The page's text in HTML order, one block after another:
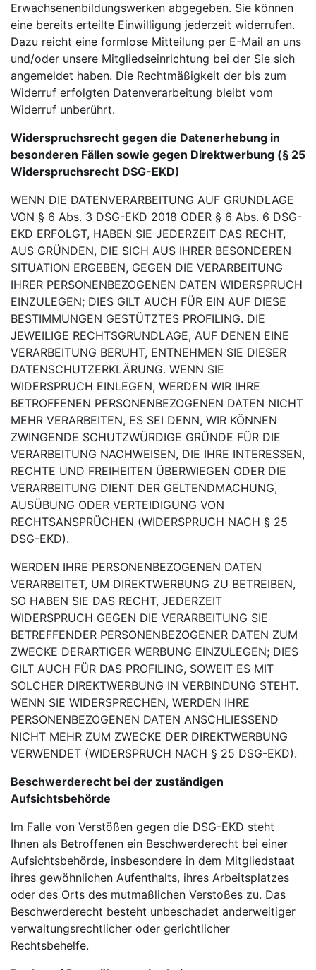
Erwachsenenbildungswerken abgegeben. Sie können
eine bereits erteilte Einwilligung jederzeit widerrufen.
Dazu reicht eine formlose Mitteilung per E-Mail an uns
und/oder unsere Mitgliedseinrichtung bei der Sie sich
angemeldet haben. Die Rechtmäßigkeit der bis zum
Widerruf erfolgten Datenverarbeitung bleibt vom
Widerruf unberührt.
Widerspruchsrecht gegen die Datenerhebung in
besonderen Fällen sowie gegen Direktwerbung (§ 25
Widerspruchsrecht DSG-EKD)
WENN DIE DATENVERARBEITUNG AUF GRUNDLAGE
VON § 6 Abs. 3 DSG-EKD 2018 ODER § 6 Abs. 6 DSG-
EKD ERFOLGT, HABEN SIE JEDERZEIT DAS RECHT,
AUS GRÜNDEN, DIE SICH AUS IHRER BESONDEREN
SITUATION ERGEBEN, GEGEN DIE VERARBEITUNG
IHRER PERSONENBEZOGENEN DATEN WIDERSPRUCH
EINZULEGEN; DIES GILT AUCH FÜR EIN AUF DIESE
BESTIMMUNGEN GESTÜTZTES PROFILING. DIE
JEWEILIGE RECHTSGRUNDLAGE, AUF DENEN EINE
VERARBEITUNG BERUHT, ENTNEHMEN SIE DIESER
DATENSCHUTZERKLÄRUNG. WENN SIE
WIDERSPRUCH EINLEGEN, WERDEN WIR IHRE
BETROFFENEN PERSONENBEZOGENEN DATEN NICHT
MEHR VERARBEITEN, ES SEI DENN, WIR KÖNNEN
ZWINGENDE SCHUTZWÜRDIGE GRÜNDE FÜR DIE
VERARBEITUNG NACHWEISEN, DIE IHRE INTERESSEN,
RECHTE UND FREIHEITEN ÜBERWIEGEN ODER DIE
VERARBEITUNG DIENT DER GELTENDMACHUNG,
AUSÜBUNG ODER VERTEIDIGUNG VON
RECHTSANSPRÜCHEN (WIDERSPRUCH NACH § 25
DSG-EKD).
WERDEN IHRE PERSONENBEZOGENEN DATEN
VERARBEITET, UM DIREKTWERBUNG ZU BETREIBEN,
SO HABEN SIE DAS RECHT, JEDERZEIT
WIDERSPRUCH GEGEN DIE VERARBEITUNG SIE
BETREFFENDER PERSONENBEZOGENER DATEN ZUM
ZWECKE DERARTIGER WERBUNG EINZULEGEN; DIES
GILT AUCH FÜR DAS PROFILING, SOWEIT ES MIT
SOLCHER DIREKTWERBUNG IN VERBINDUNG STEHT.
WENN SIE WIDERSPRECHEN, WERDEN IHRE
PERSONENBEZOGENEN DATEN ANSCHLIESSEND
NICHT MEHR ZUM ZWECKE DER DIREKTWERBUNG
VERWENDET (WIDERSPRUCH NACH § 25 DSG-EKD).
Beschwerderecht bei der zuständigen
Aufsichtsbehörde
Im Falle von Verstößen gegen die DSG-EKD steht
Ihnen als Betroffenen ein Beschwerderecht bei einer
Aufsichtsbehörde, insbesondere in dem Mitgliedstaat
ihres gewöhnlichen Aufenthalts, ihres Arbeitsplatzes
oder des Orts des mutmaßlichen Verstoßes zu. Das
Beschwerderecht besteht unbeschadet anderweitiger
verwaltungsrechtlicher oder gerichtlicher
Rechtsbehelfe.